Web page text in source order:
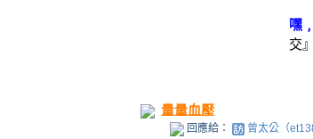
嘿
交
量量血壓
回應給： 曾太公（